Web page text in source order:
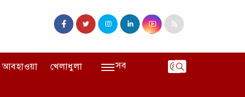
আবহাওয়া খেলাধুলা সব